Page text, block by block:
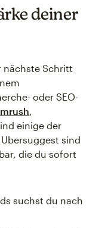
deiner
nächste Schritt
oder SEO-
,
einige der
sind
die du sofort
suchst du nach